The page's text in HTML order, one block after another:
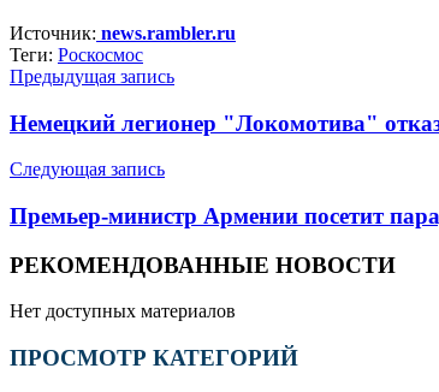
Источник: news.rambler.ru
Теги: Роскосмос
Предыдущая запись
Немецкий легионер "Локомотива"
Следующая запись
Премьер-министр Армении посетит
РЕКОМЕНДОВАННЫЕ НОВОСТИ
Нет доступных материалов
ПРОСМОТР КАТЕГОРИЙ